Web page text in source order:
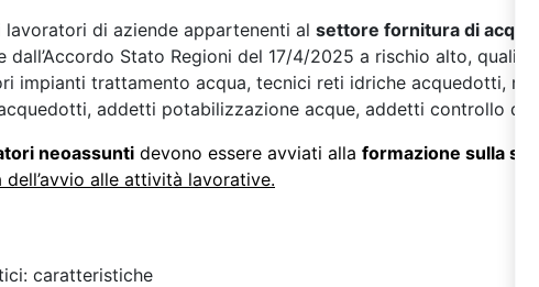
di aziende appartenenti al settore fornitura di acqua
dall’Accordo Stato Regioni del 17/4/2025 a rischio alto, quali
impianti trattamento acqua, tecnici reti idriche acquedotti,
addetti potabilizzazione acque, addetti controllo
neoassunti devono essere avviati alla formazione sulla
dell’avvio alle attività lavorative.
caratteristiche